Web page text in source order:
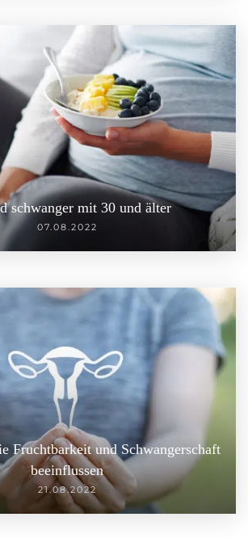
schwanger mit 30 und älter
07.08.2022
Fruchtbarkeit und Schwangerschaft
beeinflussen
21.08.2022